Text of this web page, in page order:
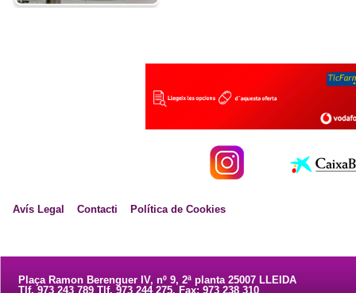
Avís Legal Contacti Política de Cookies
Plaça Ramon Berenguer IV, nº 9, 2ª planta 25007 LLEIDA
Tlf. 973 243 789 Tlf. 973 244 275. Fax: 973 238 310